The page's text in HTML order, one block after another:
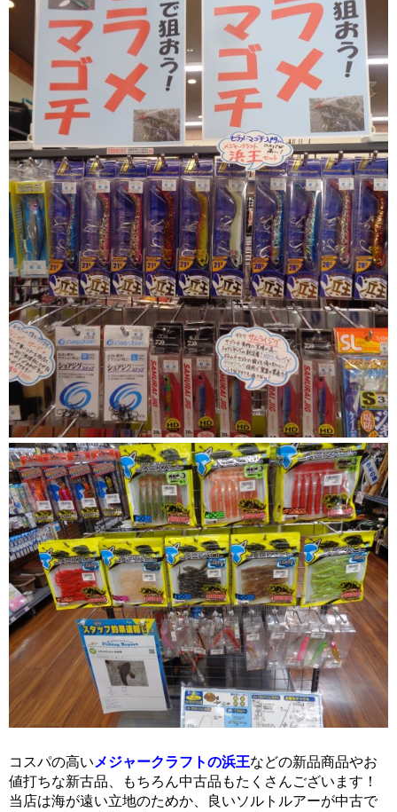
コスパの高い メジャークラフトの浜王などの新品商品やお
値打ちな新古品、もちろん中古品もたくさんございます！
当店は海が遠い立地のためか、良いソルトルアーが中古で